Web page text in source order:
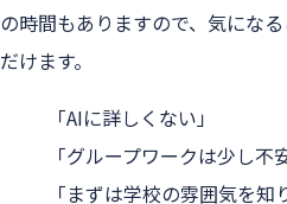
の時間もありますので、気にな
「AIに詳しくない」
「グループワークは少し不
「まずは学校の雰囲気を知